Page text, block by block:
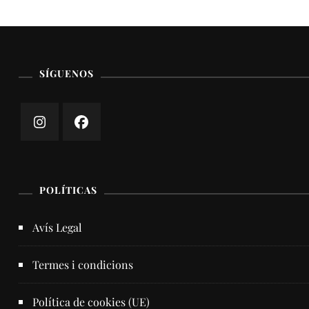
SÍGUENOS
POLÍTICAS
Avís Legal
Termes i condicions
Política de cookies (UE)